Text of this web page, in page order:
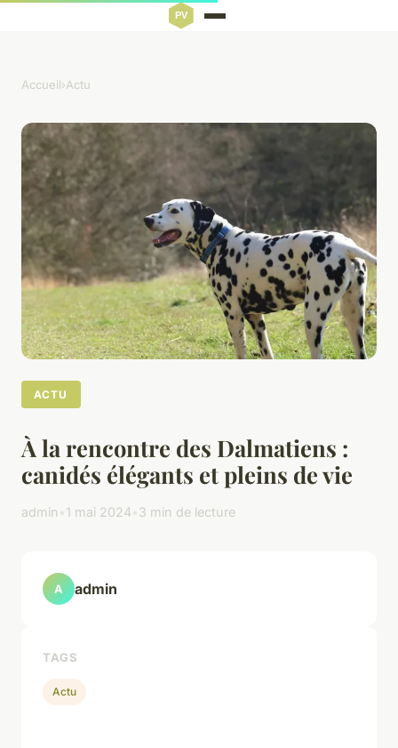
Accueil›Actu
ACTU
À la rencontre des Dalmatiens :
canidés élégants et pleins de vie
admin 1 mai 2024 3 min de lecture
A admin
TAGS
Actu